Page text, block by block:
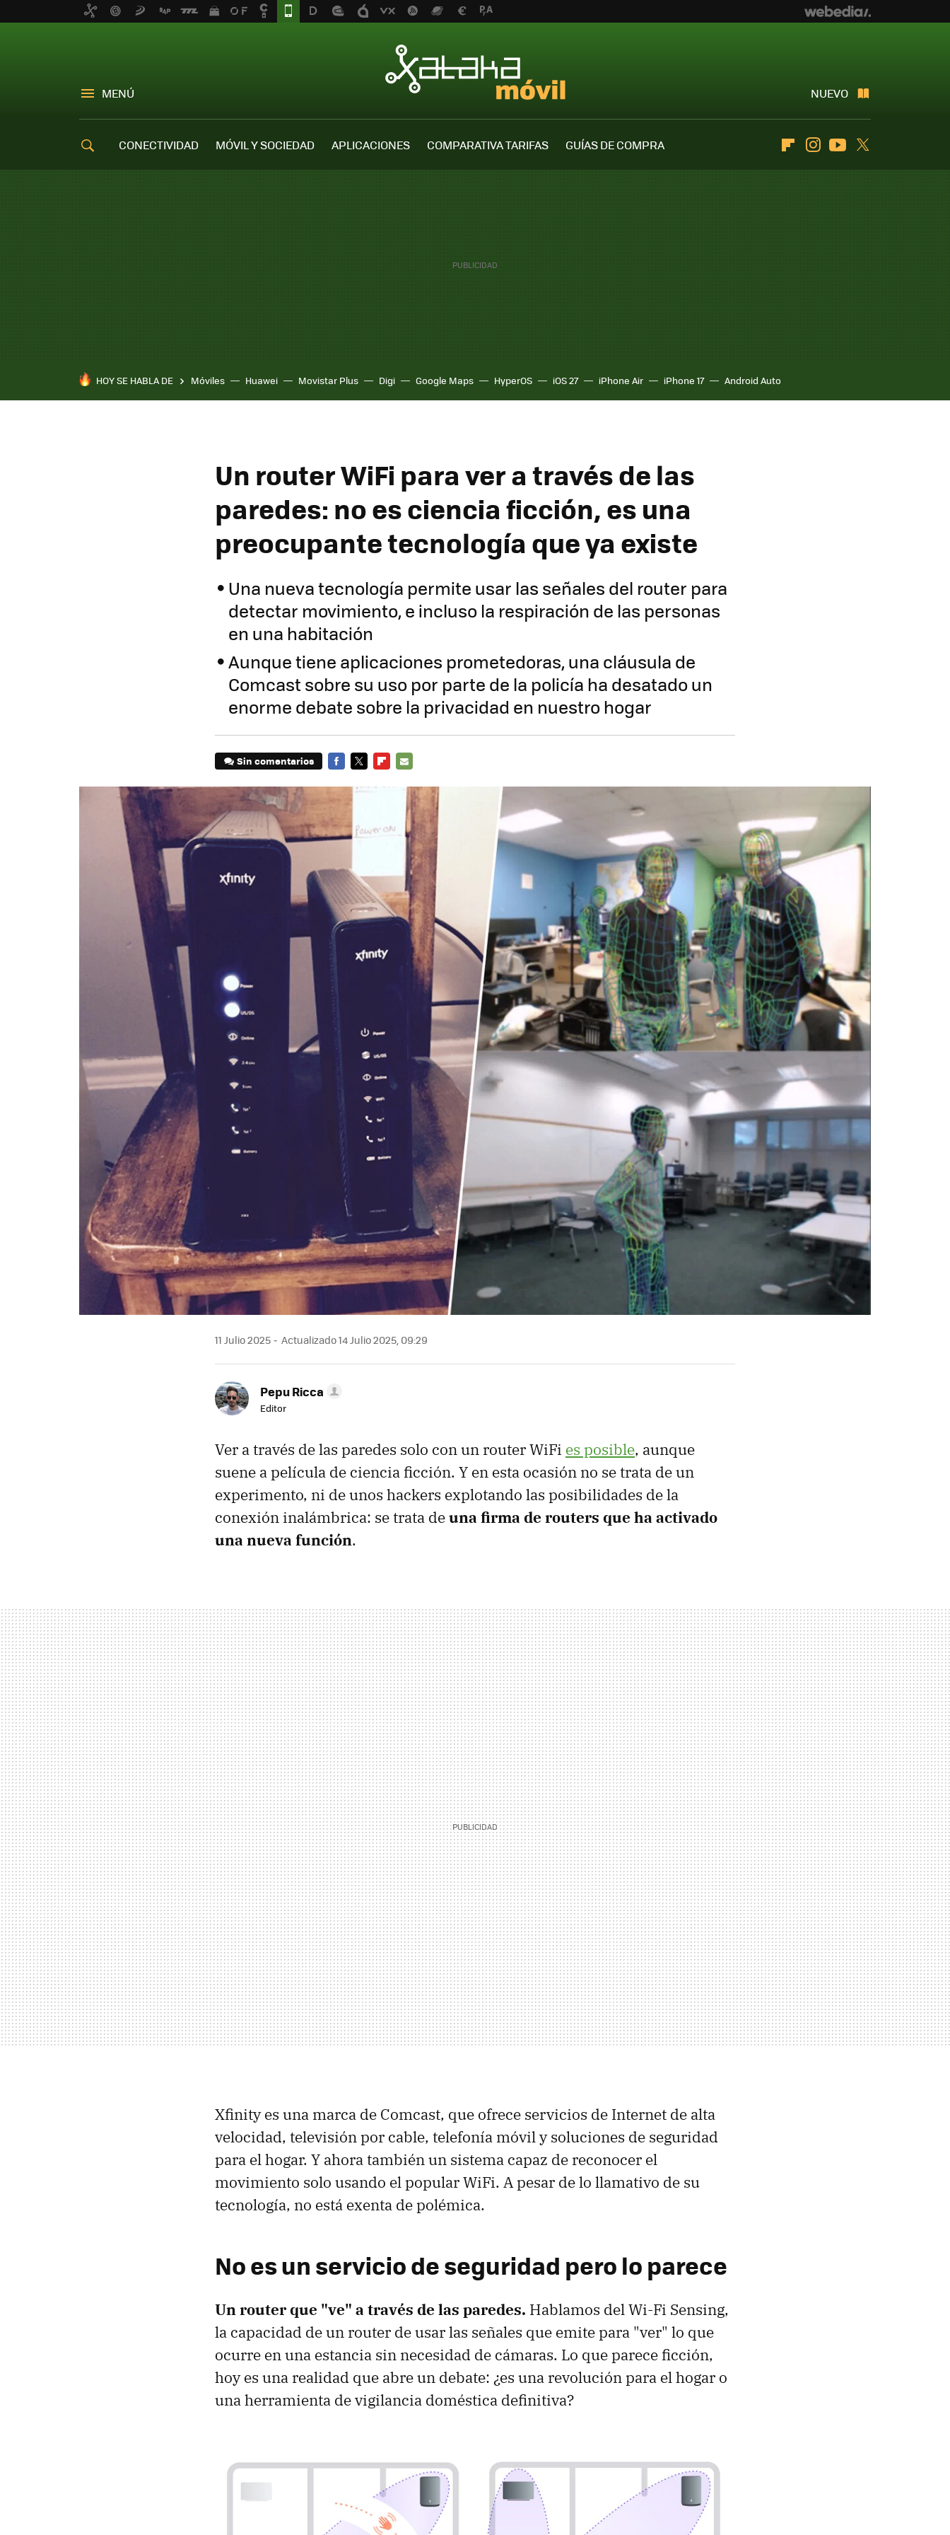
MENÚ NUEVO
CONECTIVIDAD MÓVIL Y SOCIEDAD APLICACIONES COMPARATIVA TARIFAS
GUÍAS DE COMPRA
FlipboardInstagramYoutube
HOY SE HABLA DE Móviles Huawei Movistar Plus Digi Google Maps HyperOS iOS 27 iPhone Air iPhone 17 Android Auto
Un router WiFi para ver a través de las
paredes: no es ciencia ficción, es una
preocupante tecnología que ya existe
Una nueva tecnología permite usar las señales del router para
detectar movimiento, e incluso la respiración de las personas
en una habitación
Aunque tiene aplicaciones prometedoras, una cláusula de
Comcast sobre su uso por parte de la policía ha desatado un
enorme debate sobre la privacidad en nuestro hogar
Sin comentarios
MAIL
11 Julio 2025 Actualizado 14 Julio 2025, 09:29
Pepu Ricca
Editor
Ver a través de las paredes solo con un router WiFi es posible, aunque
suene a película de ciencia ficción. Y en esta ocasión no se trata de un
experimento, ni de unos hackers explotando las posibilidades de la
conexión inalámbrica: se trata deuna firma de routers que ha activado
una nueva función.
Xfinity es una marca de Comcast, que ofrece servicios de Internet de alta
velocidad, televisión por cable, telefonía móvil y soluciones de seguridad
para el hogar. Y ahora también un sistema capaz de reconocer el
movimiento solo usando el popular WiFi. A pesar de lo llamativo de su
tecnología, no está exenta de polémica.
No es un servicio de seguridad pero lo parece
Un router que "ve" a través de las paredes. Hablamos del Wi-Fi Sensing,
la capacidad de un router de usar las señales que emite para "ver" lo que
ocurre en una estancia sin necesidad de cámaras. Lo que parece ficción,
hoy es una realidad que abre un debate: ¿es una revolución para el hogar o
una herramienta de vigilancia doméstica definitiva?